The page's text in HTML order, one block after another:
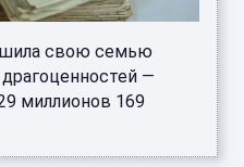
свою семью
—
миллионов 169